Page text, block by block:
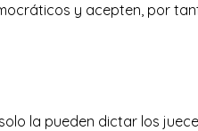
y acepten, por
la pueden dictar los